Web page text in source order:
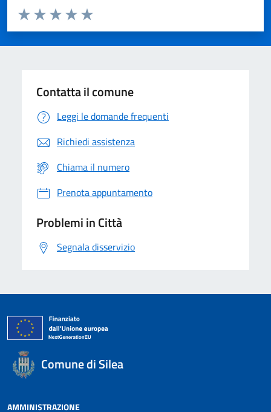
Domanda
Valuta da 1 a 5 stelle la pagina
Valuta 5 stelle su 5
Valuta 4 stelle su 5
Valuta 3 stelle su 5
Valuta 2 stelle su 5
Valuta 1 stelle su 5
Contatta il comune
Leggi le domande frequenti
Richiedi assistenza
Chiama il numero
Prenota appuntamento
Problemi in Città
Segnala disservizio
Comune di Silea
AMMINISTRAZIONE